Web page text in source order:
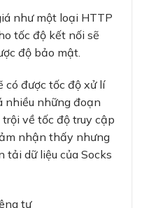
như một loại HTTP
tốc độ kết nối sẽ
độ bảo mật.
có được tốc độ xử lí
nhiều những đoạn
về tốc độ truy cập
nhận thấy nhưng
tải dữ liệu của Socks
tư